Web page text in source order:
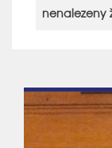
nenalezeny